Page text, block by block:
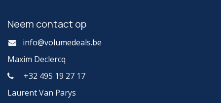
Neem contact op
info@volumedeals.be
Maxim Declercq
+32 495 19 27 17
Laurent Van Parys